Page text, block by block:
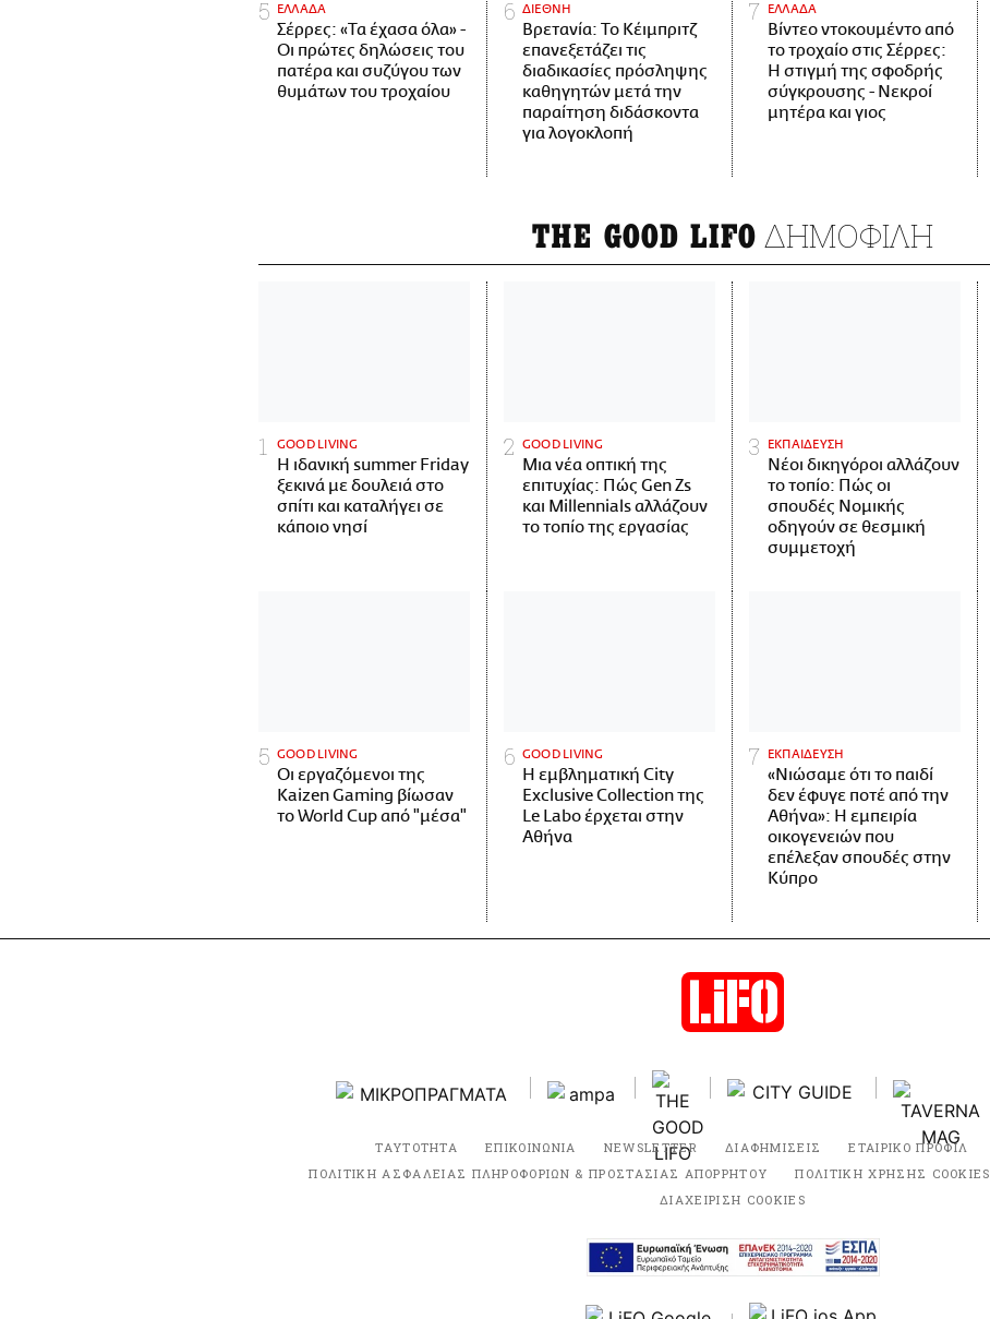
ΕΛΛΑΔΑ
Σέρρες: «Τα έχασα όλα» -
Οι πρώτες δηλώσεις του
πατέρα και συζύγου των
θυμάτων του τροχαίου
ΔΙΕΘΝΗ
Βρετανία: Το Κέιμπριτζ
επανεξετάζει τις
διαδικασίες πρόσληψης
καθηγητών μετά την
παραίτηση διδάσκοντα
για λογοκλοπή
ΕΛΛΑΔΑ
Βίντεο ντοκουμέντο από
το τροχαίο στις Σέρρες:
Η στιγμή της σφοδρής
σύγκρουσης - Νεκροί
μητέρα και γιος
THE GOOD LIFO ΔΗΜΟΦΙΛΗ
GOOD LIVING
Η ιδανική summer Friday
ξεκινά με δουλειά στο
σπίτι και καταλήγει σε
κάποιο νησί
GOOD LIVING
Μια νέα οπτική της
επιτυχίας: Πώς Gen Zs
και Millennials αλλάζουν
το τοπίο της εργασίας
ΕΚΠΑΙΔΕΥΣΗ
Νέοι δικηγόροι αλλάζουν
το τοπίο: Πώς οι
σπουδές Νομικής
οδηγούν σε θεσμική
συμμετοχή
GOOD LIVING
Οι εργαζόμενοι της
Kaizen Gaming βίωσαν
το World Cup από "μέσα"
GOOD LIVING
Η εμβληματική City
Exclusive Collection της
Le Labo έρχεται στην
Αθήνα
ΕΚΠΑΙΔΕΥΣΗ
«Νιώσαμε ότι το παιδί
δεν έφυγε ποτέ από την
Αθήνα»: Η εμπειρία
οικογενειών που
επέλεξαν σπουδές στην
Κύπρο
ΤΑΥΤΟΤΗΤΑ ΕΠΙΚΟΙΝΩΝΙΑ NEWSLETTER ΔΙΑΦΗΜΙΣΕΙΣ ΕΤΑΙΡΙΚΟ ΠΡΟΦΙΛ
ΠΟΛΙΤΙΚΗ ΑΣΦΑΛΕΙΑΣ ΠΛΗΡΟΦΟΡΙΩΝ & ΠΡΟΣΤΑΣΙΑΣ ΑΠΟΡΡΗΤΟΥ
ΠΟΛΙΤΙΚΗ ΧΡΗΣΗΣ COOKIES
ΔΙΑΧΕΙΡΙΣΗ COOKIES